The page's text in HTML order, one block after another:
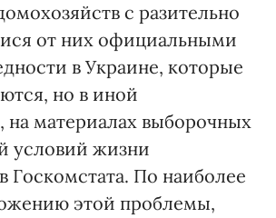
с разительно
от них официальными
в Украине, которые
но в иной
на материалах выборочных
условий жизни
Госкомстата. По наиболее
этой проблемы,